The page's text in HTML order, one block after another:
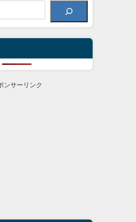
ンサーリンク